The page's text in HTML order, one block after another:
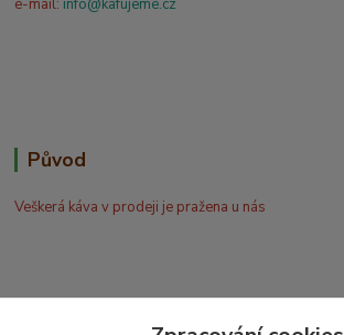
e-mail: info@kafujeme.cz
Původ
Veškerá káva v prodeji je pražena u nás